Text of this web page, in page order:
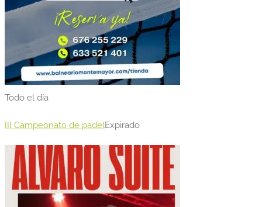
Todo el día
III Campeonato de padelExpirado